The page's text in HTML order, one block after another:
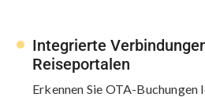
Integrierte
Reiseportalen
Erkennen Sie OTA-Buchungen